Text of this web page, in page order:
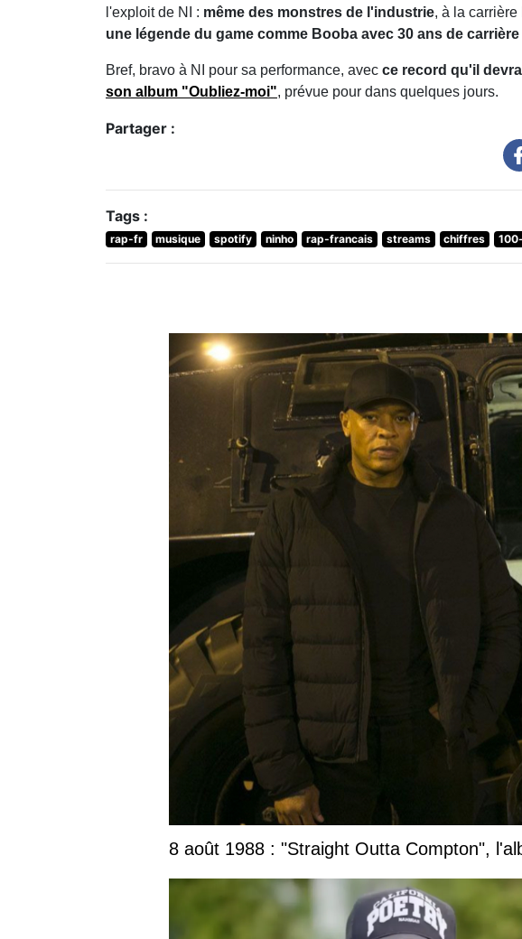
l'exploit de NI : même des monstres de l'industrie, à la
une légende du game comme Booba avec 30 ans de carrière
Bref, bravo à NI pour sa performance, avec ce record qu'il
son album "Oubliez-moi", prévue pour dans quelques jours.
Partager :
Tags :
rap-fr musique spotify ninho rap-francais streams chiffres
8 août 1988 : "Straight Outta Compton",